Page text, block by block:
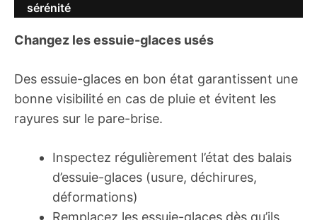
sérénité
Changez les essuie-glaces usés
Des essuie-glaces en bon état garantissent une
bonne visibilité en cas de pluie et évitent les
rayures sur le pare-brise.
Inspectez régulièrement l’état des balais
d’essuie-glaces (usure, déchirures,
déformations)